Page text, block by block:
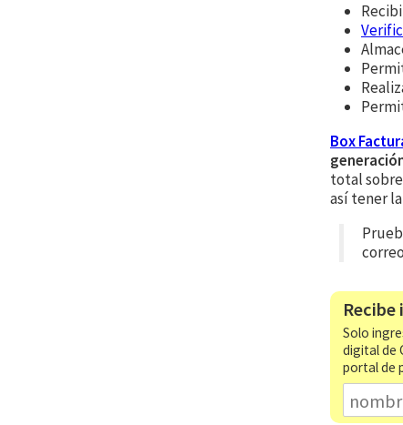
Box
total
así tener
Solo
digital de
portal de